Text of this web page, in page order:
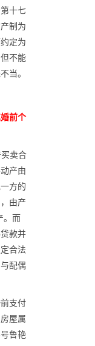
十七
制为
定为
不能
当。
前个
卖合
产由
方的
由产
。而
款并
合法
配偶
支付
屋属
鲁艳